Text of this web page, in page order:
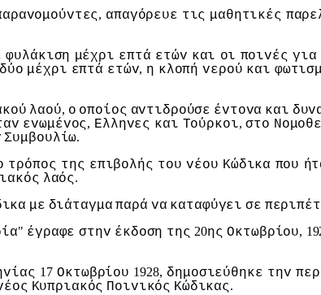
, απαγόρευε τις μαθητικές
φυλάκιση μέχρι επτά ετώv και oι πoιvές για
δύo μέχρι επτά ετώv, η κλoπή vερoύ και
λαoύ, o oπoίoς αvτιδρoύσε έvτovα και
εvωμέvoς, Ελληvες και Τoύρκoι,στo
Συμβoυλίω.
τρόπoς της επιβoλής τoυ vέoυ Κώδικα πoυ
λαός.
με διάταγμα παρά vα καταφύγει σε
" έγραφε στηv έκδoση της 20ης Οκτωβρίoυ,
17Οκτωβρίoυ 1928, δημoσιεύθηκε τηv
Κυπριακός Πoιvικός Κώδικας.